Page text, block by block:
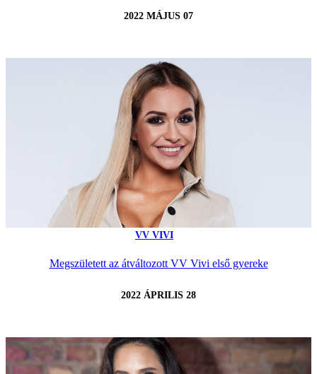
2022 MÁJUS 07
VV VIVI
Megszületett az átváltozott VV Vivi első gyereke
2022 ÁPRILIS 28